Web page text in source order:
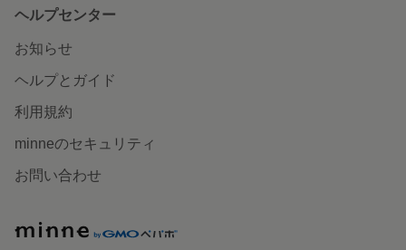
ヘルプセンター
お知らせ
ヘルプとガイド
利用規約
minneのセキュリティ
お問い合わせ